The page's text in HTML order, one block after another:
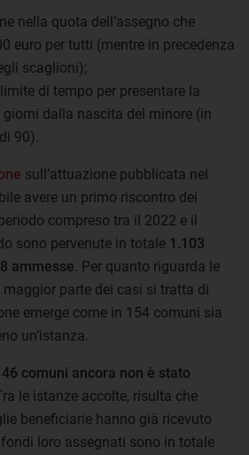
nella quota dell’assegno che
euro per tutti (mentre in precedenza
scaglioni);
di tempo per presentare la
dalla nascita del minore (in
90).
sull’attuazione pubblicata nel
avere un primo riscontro dei
compreso tra il 2022 e il
sono pervenute in totale 1.103
ammesse . Per quanto riguarda le
parte dei casi si tratta di
emerge come in 154 comuni sia
un’istanza.
46 comuni ancora non è stato
le istanze accolte, risulta che
beneficiarie hanno già ricevuto
loro assegnati sono in totale